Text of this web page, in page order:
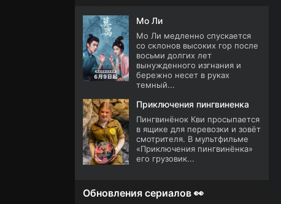
Мо Ли
Мо Ли медленно спускается
со склонов высоких гор после
восьми долгих лет
вынужденного изгнания и
бережно несет в руках
темный...
Приключения пингвиненка
Пингвинёнок Кви просыпается
в ящике для перевозки и зовёт
смотрителя. В мультфильме
«Приключения пингвинёнка»
его грузовик...
Обновления сериалов 👀